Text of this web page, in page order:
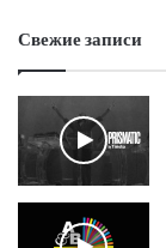
Свежие записи